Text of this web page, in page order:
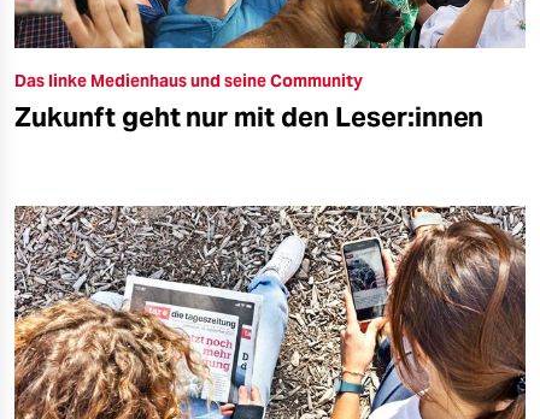
Das linke Medienhaus und seine Community
Zukunft geht nur mit den Leser:innen